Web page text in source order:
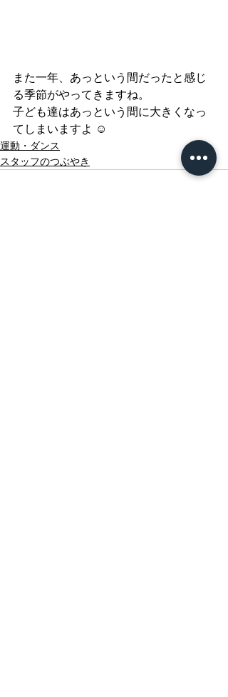
また一年、あっという間だったと感じ
る季節がやってきますね。
子ども達はあっという間に大きくなっ
てしまいますよ ☺︎
運動・ダンス
スタッフのつぶやき